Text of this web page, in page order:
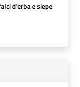
d'erba e siepe